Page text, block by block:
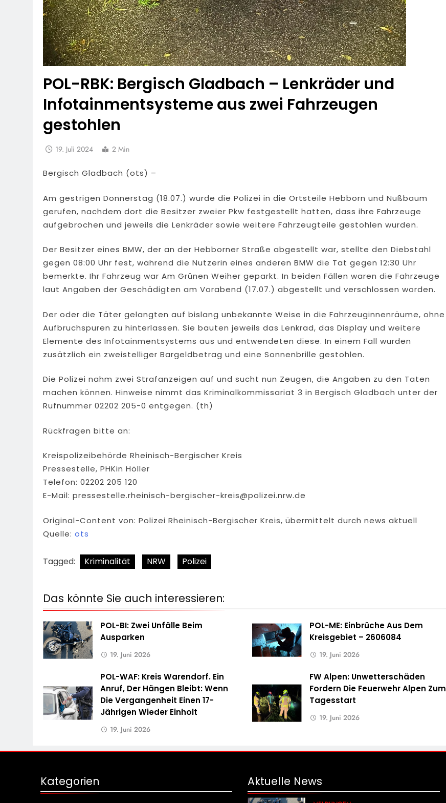
POL-RBK: Bergisch Gladbach – Lenkräder und
Infotainmentsysteme aus zwei Fahrzeugen
gestohlen
19. Juli 2024 2 Min
Bergisch Gladbach (ots) –
Am gestrigen Donnerstag (18.07.) wurde die Polizei in die Ortsteile Hebborn und Nußbaum
gerufen, nachdem dort die Besitzer zweier Pkw festgestellt hatten, dass ihre Fahrzeuge
aufgebrochen und jeweils die Lenkräder sowie weitere Fahrzeugteile gestohlen wurden.
Der Besitzer eines BMW, der an der Hebborner Straße abgestellt war, stellte den Diebstahl
gegen 08:00 Uhr fest, während die Nutzerin eines anderen BMW die Tat gegen 12:30 Uhr
bemerkte. Ihr Fahrzeug war Am Grünen Weiher geparkt. In beiden Fällen waren die Fahrzeuge
laut Angaben der Geschädigten am Vorabend (17.07.) abgestellt und verschlossen worden.
Der oder die Täter gelangten auf bislang unbekannte Weise in die Fahrzeuginnenräume, ohne
Aufbruchspuren zu hinterlassen. Sie bauten jeweils das Lenkrad, das Display und weitere
Elemente des Infotainmentsystems aus und entwendeten diese. In einem Fall wurden
zusätzlich ein zweistelliger Bargeldbetrag und eine Sonnenbrille gestohlen.
Die Polizei nahm zwei Strafanzeigen auf und sucht nun Zeugen, die Angaben zu den Taten
machen können. Hinweise nimmt das Kriminalkommissariat 3 in Bergisch Gladbach unter der
Rufnummer 02202 205-0 entgegen. (th)
Rückfragen bitte an:
Kreispolizeibehörde Rheinisch-Bergischer Kreis
Pressestelle, PHKin Höller
Telefon: 02202 205 120
E-Mail: pressestelle.rheinisch-bergischer-kreis@polizei.nrw.de
Original-Content von: Polizei Rheinisch-Bergischer Kreis, übermittelt durch news aktuell
Quelle: ots
Tagged: Kriminalität NRW Polizei
Das könnte Sie auch interessieren:
POL-BI: Zwei Unfälle Beim
Ausparken
19. Juni 2026
POL-ME: Einbrüche Aus Dem
Kreisgebiet – 2606084
19. Juni 2026
POL-WAF: Kreis Warendorf. Ein
Anruf, Der Hängen Bleibt: Wenn
Die Vergangenheit Einen 17-
Jährigen Wieder Einholt
19. Juni 2026
FW Alpen: Unwetterschäden
Fordern Die Feuerwehr Alpen Zum
Tagesstart
19. Juni 2026
Kategorien Aktuelle News